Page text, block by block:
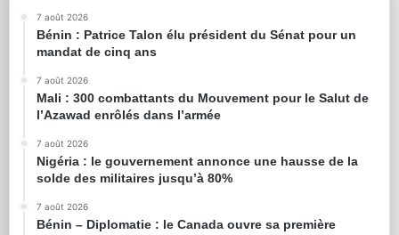
7 août 2026
Bénin : Patrice Talon élu président du Sénat pour un
mandat de cinq ans
7 août 2026
Mali : 300 combattants du Mouvement pour le Salut de
l’Azawad enrôlés dans l’armée
7 août 2026
Nigéria : le gouvernement annonce une hausse de la
solde des militaires jusqu’à 80%
7 août 2026
Bénin – Diplomatie : le Canada ouvre sa première